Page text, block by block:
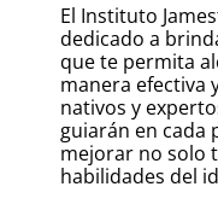
El Instituto
dedicado a
que te permita
manera efectiva
nativos y
guiarán en cada
mejorar no solo
habilidades del